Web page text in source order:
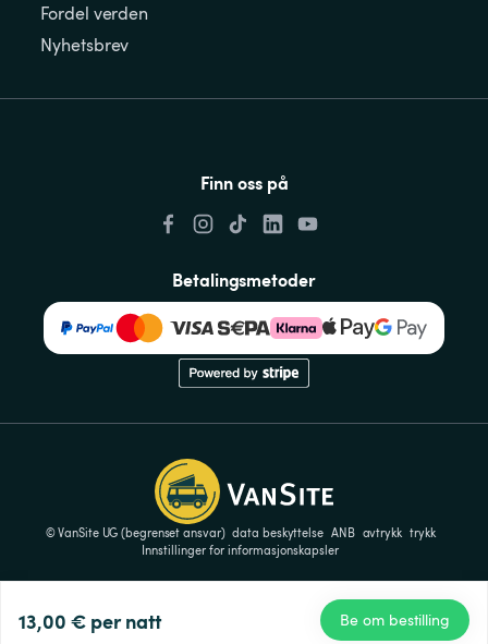
13,00 € per natt Be om bestilling
Fordel verden
Nyhetsbrev
Finn oss på
Betalingsmetoder
© VanSite UG (begrenset ansvar) data beskyttelse ANB avtrykk trykk
Innstillinger for informasjonskapsler